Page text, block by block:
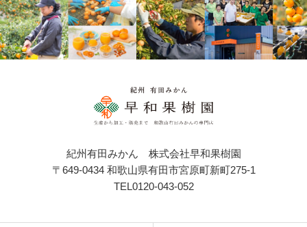
紀州有田みかん 株式会社早和果樹園
〒649-0434 和歌山県有田市宮原町新町275-1
TEL0120-043-052